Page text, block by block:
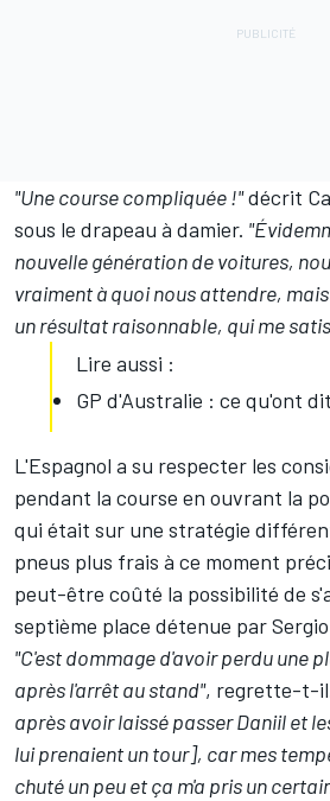
"Une course compliquée !"décrit
sous le drapeau à damier.
nouvelle génération de voitures,
vraiment à quoi nous attendre,
un résultat raisonnable, qui me
Lire aussi :
GP d'Australie : ce qu'ont
L'Espagnol a su respecter les
pendant la course en ouvrant la
qui était sur une stratégie
pneus plus frais à ce moment
peut-être coûté la possibilité de
septième place détenue par
"C'est dommage d'avoir perdu une
après l'arrêt au stand", regrette-t-
après avoir laissé passer Daniil et
lui prenaient un tour], car mes
chuté un peu et ça m'a pris un